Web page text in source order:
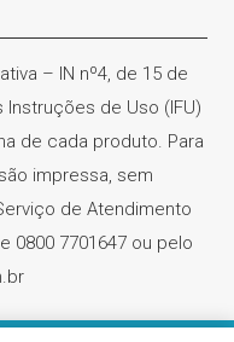
– IN nº4, de 15 de
Instruções de Uso (IFU)
de cada produto. Para
impressa, sem
de Atendimento
0800 7701647 ou pelo